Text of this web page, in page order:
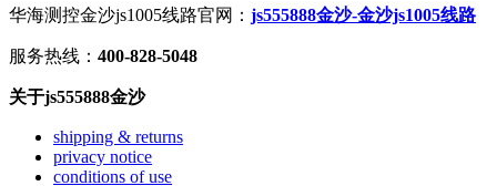
华海测控金沙js1005线路官网： js555888金沙-金沙js1005线路
服务热线： 400-828-5048
关于js555888金沙
shipping & returns
privacy notice
conditions of use